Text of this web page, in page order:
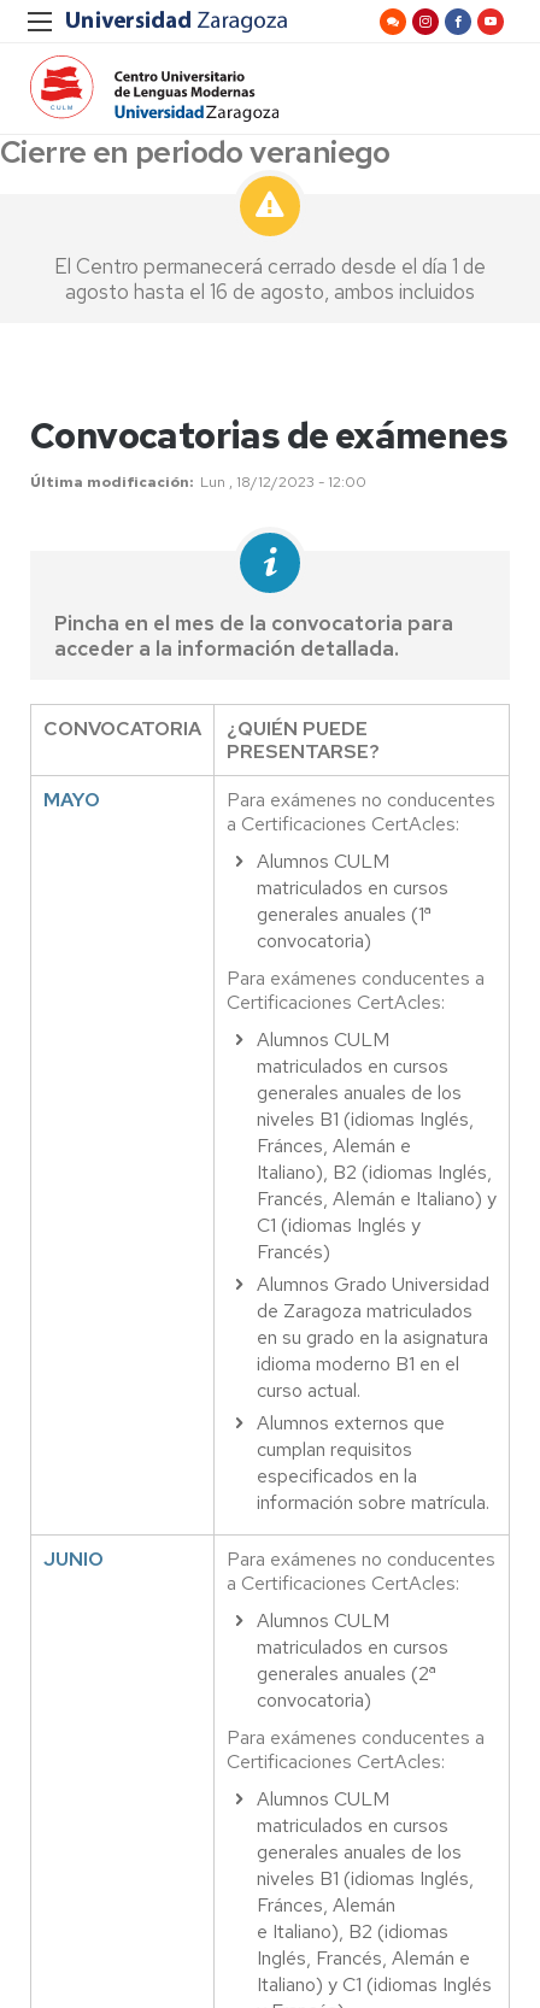
Cierre en periodo veraniego
El Centro permanecerá cerrado desde el día 1 de
agosto hasta el 16 de agosto, ambos incluidos
Convocatorias de exámenes
Última modificación Lun , 18/12/2023 - 12:00
Pincha en el mes de la convocatoria para
acceder a la información detallada.
CONVOCATORIA
¿QUIÉN PUEDE
PRESENTARSE?
MAYO
Para exámenes no conducentes
a Certificaciones CertAcles:
Alumnos CULM
matriculados en cursos
generales anuales (1ª
convocatoria)
Para exámenes conducentes a
Certificaciones CertAcles:
Alumnos CULM
matriculados en cursos
generales anuales de los
niveles B1 (idiomas Inglés,
Fránces, Alemán e
Italiano), B2 (idiomas Inglés,
Francés, Alemán e Italiano) y
C1 (idiomas Inglés y
Francés)
Alumnos Grado Universidad
de Zaragoza matriculados
en su grado en la asignatura
idioma moderno B1 en el
curso actual.
Alumnos externos que
cumplan requisitos
especificados en la
información sobre matrícula.
JUNIO
Para exámenes no conducentes
a Certificaciones CertAcles:
Alumnos CULM
matriculados en cursos
generales anuales (2ª
convocatoria)
Para exámenes conducentes a
Certificaciones CertAcles:
Alumnos CULM
matriculados en cursos
generales anuales de los
niveles B1 (idiomas Inglés,
Fránces, Alemán
e Italiano), B2 (idiomas
Inglés, Francés, Alemán e
Italiano) y C1 (idiomas Inglés